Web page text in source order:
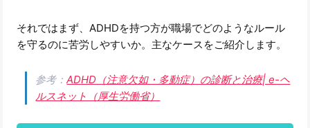
それではまず、ADHDを持つ方が職場でどのようなルール
を守るのに苦労しやすいか。主なケースをご紹介します。
参考：ADHD（注意欠如・多動症）の診断と治療| e-ヘ
ルスネット（厚生労働省）